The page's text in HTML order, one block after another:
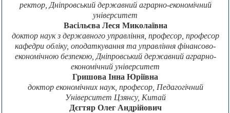
ректор, Дніпровський державний аграрно-економічний
університет
Васільєва Леся Миколаївна
доктор наук з державного управління, професор, професор
кафедри обліку, оподаткування та управління фінансово-
економічною безпекою, Дніпровський державний аграрно-
економічний університет
Гришова Інна Юріївна
доктор економічних наук, професор, Педагогічний
Університет Цзянсу, Китай
Дєгтяр Олег Андрійович